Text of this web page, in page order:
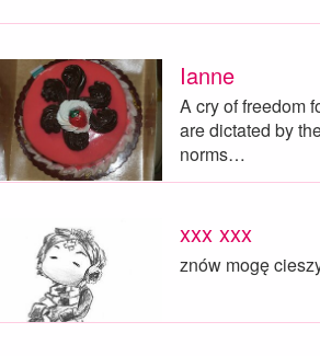
Ianne
A cry of freedom
are dictated by
norms…
xxx xxx
znów mogę